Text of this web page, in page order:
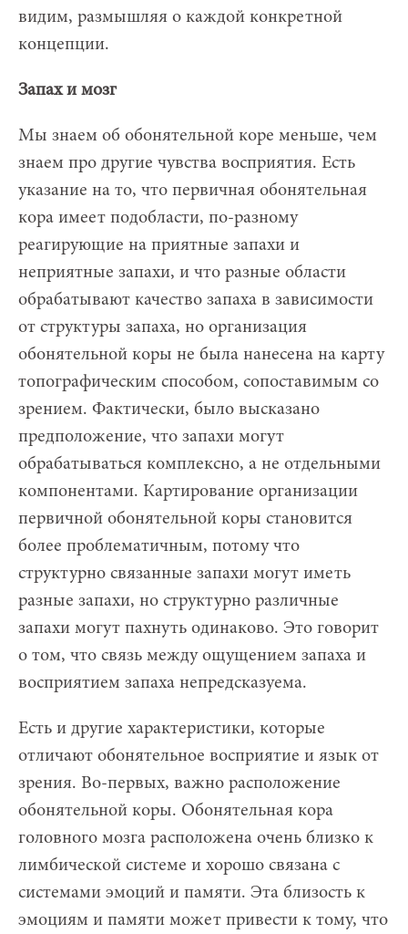
видим, размышляя о каждой конкретной
концепции.
Запах и мозг
Мы знаем об обонятельной коре меньше, чем
знаем про другие чувства восприятия. Есть
указание на то, что первичная обонятельная
кора имеет подобласти, по-разному
реагирующие на приятные запахи и
неприятные запахи, и что разные области
обрабатывают качество запаха в зависимости
от структуры запаха, но организация
обонятельной коры не была нанесена на карту
топографическим способом, сопоставимым со
зрением. Фактически, было высказано
предположение, что запахи могут
обрабатываться комплексно, а не отдельными
компонентами. Картирование организации
первичной обонятельной коры становится
более проблематичным, потому что
структурно связанные запахи могут иметь
разные запахи, но структурно различные
запахи могут пахнуть одинаково. Это говорит
о том, что связь между ощущением запаха и
восприятием запаха непредсказуема.
Есть и другие характеристики, которые
отличают обонятельное восприятие и язык от
зрения. Во-первых, важно расположение
обонятельной коры. Обонятельная кора
головного мозга расположена очень близко к
лимбической системе и хорошо связана с
системами эмоций и памяти. Эта близость к
эмоциям и памяти может привести к тому, что